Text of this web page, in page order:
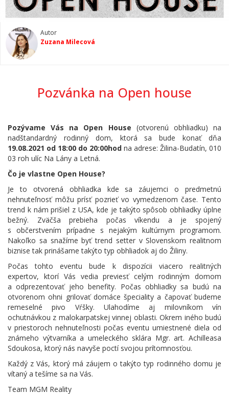
Autor
Zuzana Milecová
Pozvánka na Open house
Pozývame Vás na Open House (otvorenú obhliadku) na
nadštandardný rodinný dom, ktorá sa bude konať dňa
19.08.2021 od 18:00 do 20:00hod na adrese: Žilina-Budatín, 010
03 roh ulíc Na Lány a Letná.
Čo je vlastne Open House?
Je to otvorená obhliadka kde sa záujemci o predmetnú
nehnuteľnosť môžu prísť pozrieť vo vymedzenom čase. Tento
trend k nám prišiel z USA, kde je takýto spôsob obhliadky úplne
bežný. Zväčša prebieha počas víkendu a je spojený
s občerstvením prípadne s nejakým kultúrnym programom.
Nakoľko sa snažíme byť trend setter v Slovenskom realitnom
biznise tak prinášame takýto typ obhliadok aj do Žiliny.
Počas tohto eventu bude k dispozícii viacero realitných
expertov, ktorí Vás vedia previesť celým rodinným domom
a odprezentovať jeho benefity. Počas obhliadky sa budú na
otvorenom ohni grilovať domáce špeciality a čapovať budeme
remeselné pivo Vŕšky. Ulahodíme aj milovníkom vín
ochutnávkou z malokarpatskej vinnej oblasti. Okrem iného budú
v priestoroch nehnuteľnosti počas eventu umiestnené diela od
známeho výtvarníka a umeleckého sklára Mgr. art. Achilleasa
Sdoukosa, ktorý nás navyše poctí svojou prítomnosťou.
Každý z Vás, ktorý má záujem o takýto typ rodinného domu je
vítaný a tešíme sa na Vás.
Team MGM Reality